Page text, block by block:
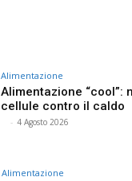
Alimentazione
Alimentazione “cool”:
cellule contro il caldo
- 4 Agosto 2026
Alimentazione